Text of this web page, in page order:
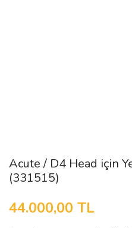
Acute / D4 Head için
(331515)
44.000,00 TL